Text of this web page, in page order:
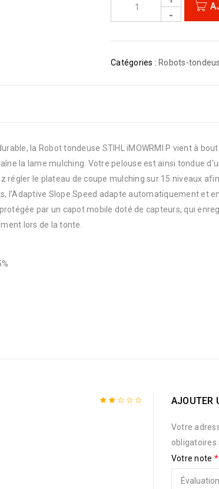
Catégories : Robots-
la Robot tondeuse STIHL iMOWRMI P vient à
la lame mulching. Votre pelouse est ainsi tondue
le plateau de coupe mulching sur 15 niveaux
Slope Speed adapte automatiquement et
par un capot mobile doté de capteurs, qui
lors de la tonte.
AJOUTER
Votre
obligatoires
Votre note *